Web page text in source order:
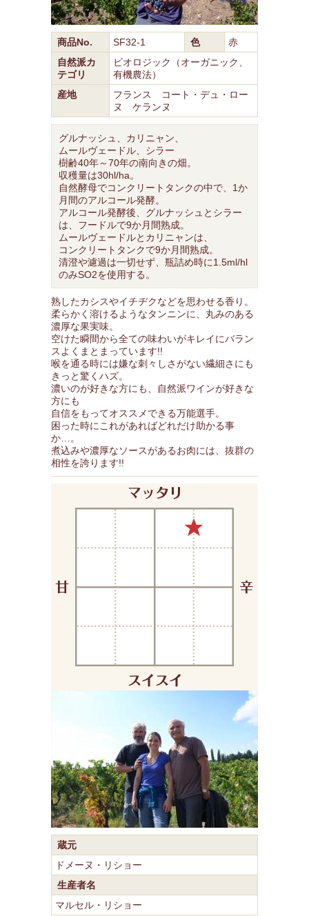
商品No. SF32-1 色
赤
自然派カ
テゴリ
ビオロジック（オーガニック、
有機農法）
産地
フランス コート・デュ・ロー
ヌ ケランヌ
グルナッシュ、カリニャン、
ムールヴェードル、シラー
樹齢40年～70年の南向きの畑。
収穫量は30hl/ha。
自然酵母でコンクリートタンクの中で、1か
月間のアルコール発酵。
アルコール発酵後、グルナッシュとシラー
は、フードルで9か月間熟成。
ムールヴェードルとカリニャンは、
コンクリートタンクで9か月間熟成。
清澄や濾過は一切せず、瓶詰め時に1.5ml/hl
のみSO2を使用する。
熟したカシスやイチヂクなどを思わせる香り。
柔らかく溶けるようなタンニンに、丸みのある
濃厚な果実味。
空けた瞬間から全ての味わいがキレイにバラン
スよくまとまっています!!
喉を通る時には嫌な刺々しさがない繊細さにも
きっと驚くハズ。
濃いのが好きな方にも、自然派ワインが好きな
方にも
自信をもってオススメできる万能選手。
困った時にこれがあればどれだけ助かる事
か…。
煮込みや濃厚なソースがあるお肉には、抜群の
相性を誇ります!!
蔵元
ドメーヌ・リショー
生産者名
マルセル・リショー